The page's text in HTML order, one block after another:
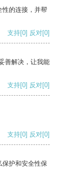
性的连接，并帮
支持[0] 反对[0]
善解决，让我能
支持[0] 反对[0]
支持[0] 反对[0]
保护和安全性保